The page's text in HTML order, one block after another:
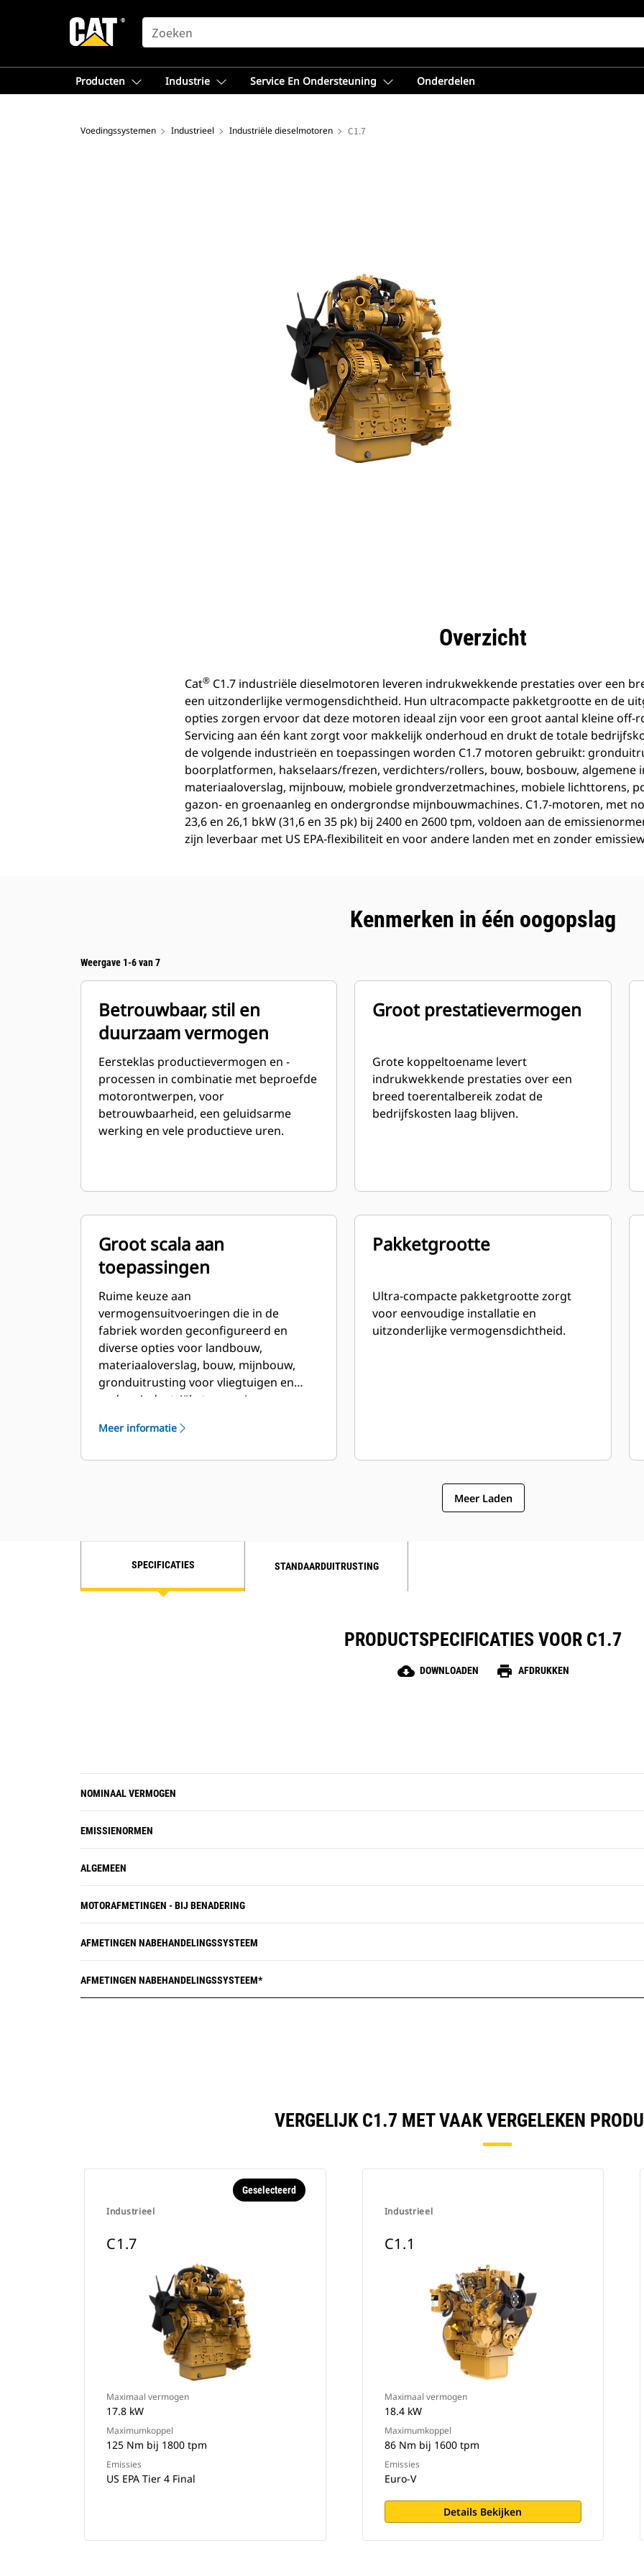
SEARCH
Producten Industrie Service En Ondersteuning Onderdelen
Voedingssystemen Industrieel Industriële dieselmotoren C1.7
Overzicht
Cat® C1.7 industriële dieselmotoren leveren indrukwekkende prestaties over een
een uitzonderlijke vermogensdichtheid. Hun ultracompacte pakketgrootte en de
opties zorgen ervoor dat deze motoren ideaal zijn voor een groot aantal kleine off-
Servicing aan één kant zorgt voor makkelijk onderhoud en drukt de totale
de volgende industrieën en toepassingen worden C1.7 motoren gebruikt:
boorplatformen, hakselaars/frezen, verdichters/rollers, bouw, bosbouw, algemene
materiaaloverslag, mijnbouw, mobiele grondverzetmachines, mobiele lichttorens,
gazon- en groenaanleg en ondergrondse mijnbouwmachines. C1.7-motoren, met
23,6 en 26,1 bkW (31,6 en 35 pk) bij 2400 en 2600 tpm, voldoen aan de
zijn leverbaar met US EPA-flexibiliteit en voor andere landen met en zonder
Kenmerken in één oogopslag
Weergave 1-6 van 7
Betrouwbaar, stil en
duurzaam vermogen
Eersteklas productievermogen en -
processen in combinatie met beproefde
motorontwerpen, voor
betrouwbaarheid, een geluidsarme
werking en vele productieve uren.
Groot prestatievermogen
Grote koppeltoename levert
indrukwekkende prestaties over een
breed toerentalbereik zodat de
bedrijfskosten laag blijven.
Groot scala aan
toepassingen
Ruime keuze aan
vermogensuitvoeringen die in de
fabriek worden geconfigureerd en
diverse opties voor landbouw,
materiaaloverslag, bouw, mijnbouw,
gronduitrusting voor vliegtuigen en
andere industriële toepassingen.
Meer informatie
Pakketgrootte
Ultra-compacte pakketgrootte zorgt
voor eenvoudige installatie en
uitzonderlijke vermogensdichtheid.
Meer Laden
SPECIFICATIES STANDAARDUITRUSTING
PRODUCTSPECIFICATIES VOOR C1.7
cloud_download DOWNLOADEN print AFDRUKKEN
NOMINAAL VERMOGEN
EMISSIENORMEN
ALGEMEEN
MOTORAFMETINGEN - BIJ BENADERING
AFMETINGEN NABEHANDELINGSSYSTEEM
AFMETINGEN NABEHANDELINGSSYSTEEM*
VERGELIJK C1.7 MET VAAK VERGELEKEN
Industrieel
Geselecteerd
C1.7
Maximaal vermogen
17.8 kW
Maximumkoppel
125 Nm bij 1800 tpm
Emissies
US EPA Tier 4 Final
Industrieel
C1.1
Maximaal vermogen
18.4 kW
Maximumkoppel
86 Nm bij 1600 tpm
Emissies
Euro-V
Details Bekijken